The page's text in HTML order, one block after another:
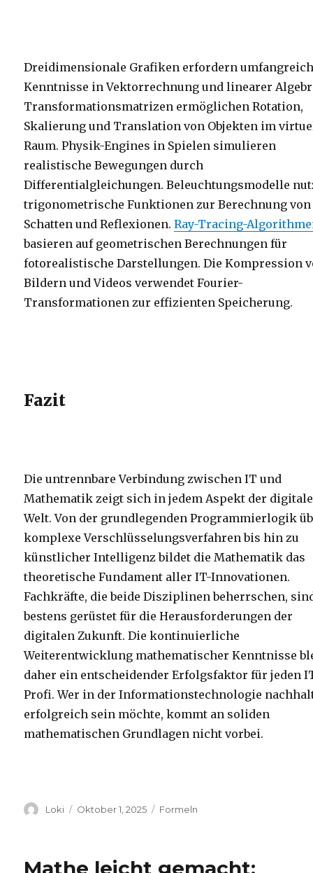
Dreidimensionale Grafiken erfordern
Kenntnisse in Vektorrechnung und linearer
Transformationsmatrizen ermöglichen Rotation,
Skalierung und Translation von Objekten im
Raum. Physik-Engines in Spielen simulieren
realistische Bewegungen durch
Differentialgleichungen. Beleuchtungsmodelle
trigonometrische Funktionen zur Berechnung von
Schatten und Reflexionen.Ray-Tracing-
basieren auf geometrischen Berechnungen für
fotorealistische Darstellungen. Die Kompression
Bildern und Videos verwendet Fourier-
Transformationen zur effizienten Speicherung.
Fazit
Die untrennbare Verbindung zwischen IT und
Mathematik zeigt sich in jedem Aspekt der
Welt. Von der grundlegenden Programmierlogik
komplexe Verschlüsselungsverfahren bis hin zu
künstlicher Intelligenz bildet die Mathematik das
theoretische Fundament aller IT-Innovationen.
Fachkräfte, die beide Disziplinen beherrschen,
bestens gerüstet für die Herausforderungen der
digitalen Zukunft. Die kontinuierliche
Weiterentwicklung mathematischer Kenntnisse
daher ein entscheidender Erfolgsfaktor für jeden
Profi. Wer in der Informationstechnologie
erfolgreich sein möchte, kommt an soliden
mathematischen Grundlagen nicht vorbei.
Autor
Loki
Veröffentlicht
Oktober 1, 2025 Kategorien
Formeln